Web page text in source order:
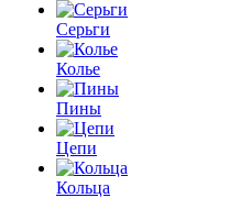
Серьги
Колье
Пины
Цепи
Кольца